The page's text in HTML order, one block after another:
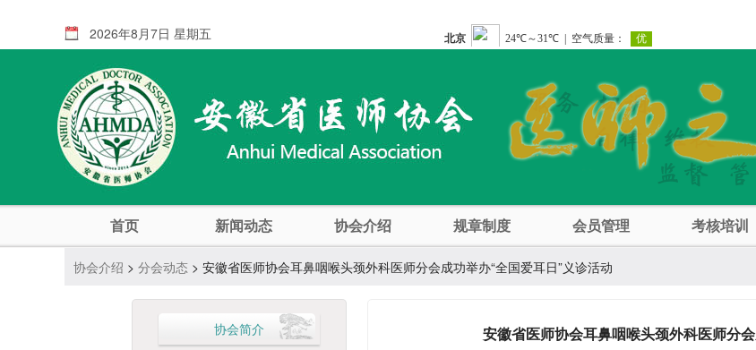
2026年8月7日 星期五
首页 新闻动态 协会介绍 规章制度 会员管理 考核培训
协会介绍 > 分会动态 > 安徽省医师协会耳鼻咽喉头颈外科医师分会成功举办“全国爱耳日”义诊活动
协会简介 安徽省医师协会耳鼻咽喉头颈外科医师分